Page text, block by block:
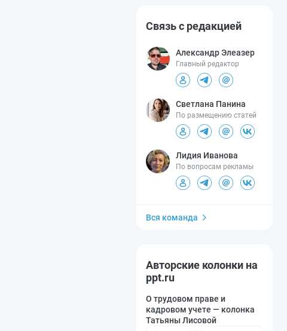
Связь с редакцией
Александр Элеазер
Главный редактор
Светлана Панина
По размещению статей
Лидия Иванова
По вопросам рекламы
Вся команда
Авторские колонки на
ppt.ru
О трудовом праве и
кадровом учете — колонка
Татьяны Лисовой